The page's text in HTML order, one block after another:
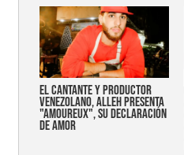
EL CANTANTE Y PRODUCTOR
VENEZOLANO, ALLEH PRESENTA
"AMOUREUX", SU DECLARACIÓN
DE AMOR